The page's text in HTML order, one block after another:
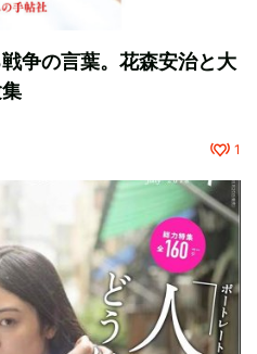
争の言葉。花森安治と大
1